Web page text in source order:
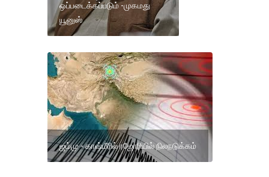
ஒப்படைக்கப்படும் -முகமது
யூனுஸ்
ஜம்மு - காஷ்மீரில் ரஜோரியில் நிலநடுக்கம்